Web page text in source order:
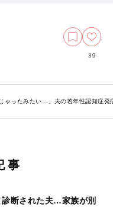
39
ゃったみたい…」夫の若年性認知症
事
断された夫…家族が別